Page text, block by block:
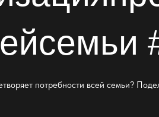
потребности всей семьи?